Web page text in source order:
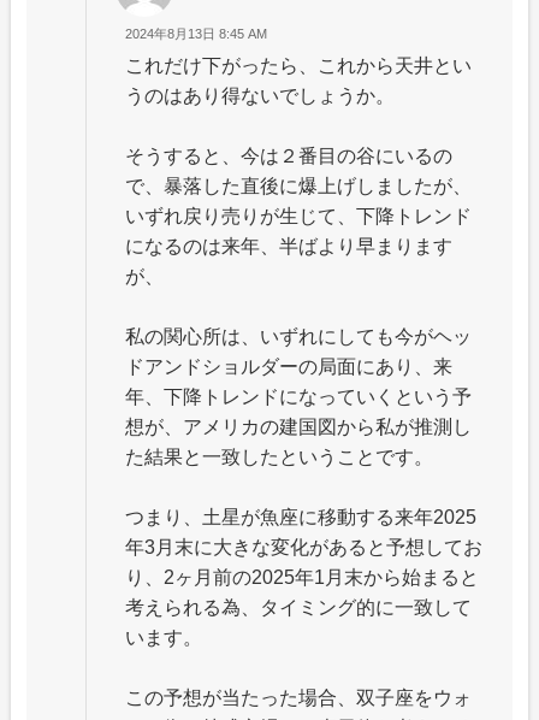
2024年8月13日 8:45 AM
これだけ下がったら、これから天井とい
うのはあり得ないでしょうか。
そうすると、今は２番目の谷にいるの
で、暴落した直後に爆上げしましたが、
いずれ戻り売りが生じて、下降トレンド
になるのは来年、半ばより早まります
が、
私の関心所は、いずれにしても今がヘッ
ドアンドショルダーの局面にあり、来
年、下降トレンドになっていくという予
想が、アメリカの建国図から私が推測し
た結果と一致したということです。
つまり、土星が魚座に移動する来年2025
年3月末に大きな変化があると予想してお
り、2ヶ月前の2025年1月末から始まると
考えられる為、タイミング的に一致して
います。
この予想が当たった場合、双子座をウォ